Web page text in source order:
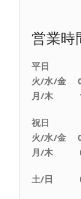
営業時
平日
火/水/金
月/木
祝日
火/水/金
月/木
土/日